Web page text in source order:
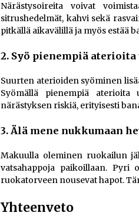
Närästysoireita voivat
sitrushedelmät, kahvi sekä
pitkällä aikavälillä ja myös estää
2. Syö pienempiä aterioita
Suurten aterioiden syöminen
Syömällä pienempiä
närästyksen riskiä, erityisesti
3. Älä mene nukkumaan
Makuulla oleminen ruokailun
vatsahappoja paikoillaan. Pyri
ruokatorveen nousevat hapot.
Yhteenveto